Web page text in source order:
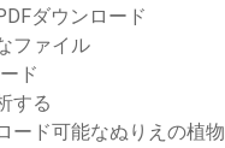
ダウンロード
ファイル
ド
する
ード可能なぬりえの植物